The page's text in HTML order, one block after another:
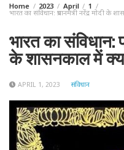
Home 2023 April 1
भारत का संविधान: प्रधानमंत्री नरेंद्र मोदी के
भारत का संविधान:
के शासनकाल में
APRIL 1, 2023 संविधान